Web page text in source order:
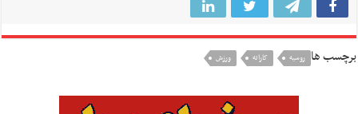
برچسب ها روسیه کاراته ورزش